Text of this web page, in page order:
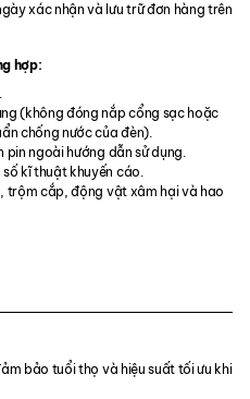
xác nhận và lưu trữ đơn hàng trên
hợp:
(không đóng nắp cổng sạc hoặc
chống nước của đèn).
ngoài hướng dẫn sử dụng.
kĩ thuật khuyến cáo.
trộm cắp, động vật xâm hại và hao
bảo tuổi thọ và hiệu suất tối ưu khi